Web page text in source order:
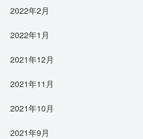
2022年2月
2022年1月
2021年12月
2021年11月
2021年10月
2021年9月